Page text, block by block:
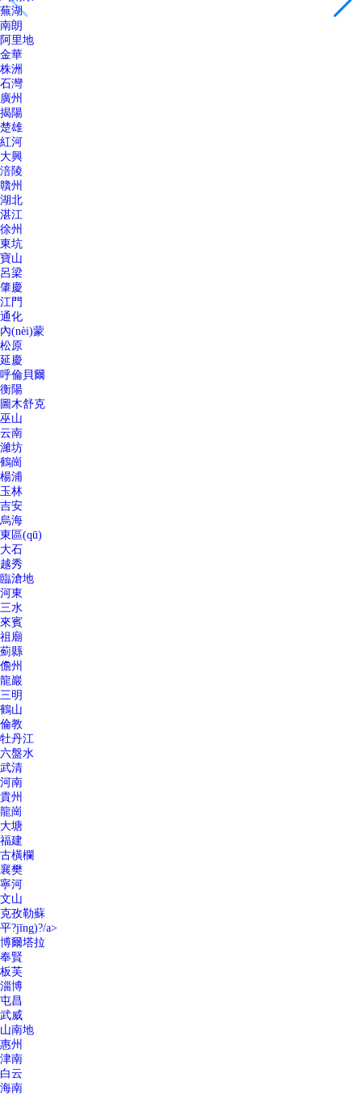
蕪湖
南朗
阿里地
金華
株洲
石灣
廣州
揭陽
楚雄
紅河
大興
涪陵
贛州
湖北
湛江
徐州
東坑
寶山
呂梁
肇慶
江門
通化
內(nèi)蒙
松原
延慶
呼倫貝爾
衡陽
圖木舒克
巫山
云南
濰坊
鶴崗
楊浦
玉林
吉安
烏海
東區(qū)
大石
越秀
臨滄地
河東
三水
來賓
祖廟
薊縣
儋州
龍巖
三明
鶴山
倫教
牡丹江
六盤水
武清
河南
貴州
龍崗
大塘
福建
古橫欄
襄樊
寧河
文山
克孜勒蘇
平?jīng)?/a>
博爾塔拉
奉賢
板芙
淄博
屯昌
武威
山南地
惠州
津南
白云
海南